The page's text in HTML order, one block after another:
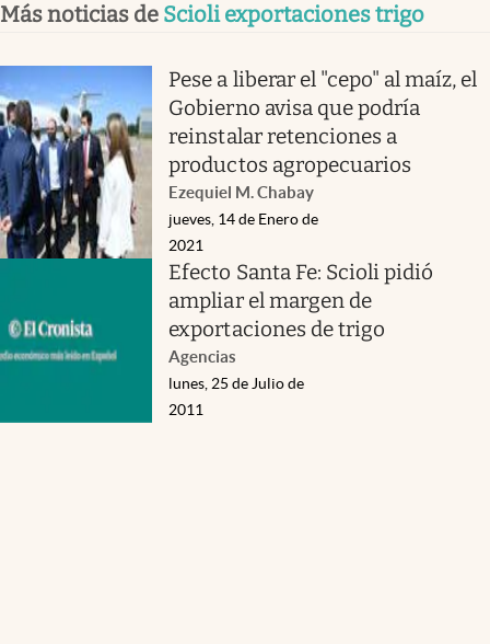
Más noticias de Scioli exportaciones trigo
Pese a liberar el "cepo" al maíz, el
Gobierno avisa que podría
reinstalar retenciones a
productos agropecuarios
Ezequiel M. Chabay
jueves, 14 de Enero de
2021
Efecto Santa Fe: Scioli pidió
ampliar el margen de
exportaciones de trigo
Agencias
lunes, 25 de Julio de
2011